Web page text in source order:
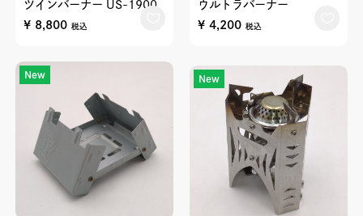
ツインバーナー US-1900
¥ 8,800 税込
ウルトラバーナー
¥ 4,200 税込
New New